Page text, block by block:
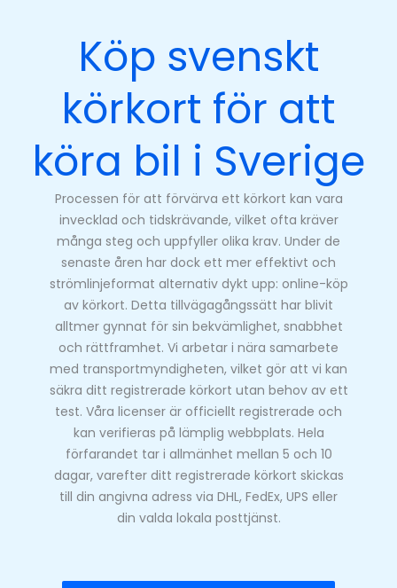
Köp svenskt
körkort för att
köra bil i Sverige
Processen för att förvärva ett körkort kan vara
invecklad och tidskrävande, vilket ofta kräver
många steg och uppfyller olika krav. Under de
senaste åren har dock ett mer effektivt och
strömlinjeformat alternativ dykt upp: online-köp
av körkort. Detta tillvägagångssätt har blivit
alltmer gynnat för sin bekvämlighet, snabbhet
och rättframhet. Vi arbetar i nära samarbete
med transportmyndigheten, vilket gör att vi kan
säkra ditt registrerade körkort utan behov av ett
test. Våra licenser är officiellt registrerade och
kan verifieras på lämplig webbplats. Hela
förfarandet tar i allmänhet mellan 5 och 10
dagar, varefter ditt registrerade körkort skickas
till din angivna adress via DHL, FedEx, UPS eller
din valda lokala posttjänst.